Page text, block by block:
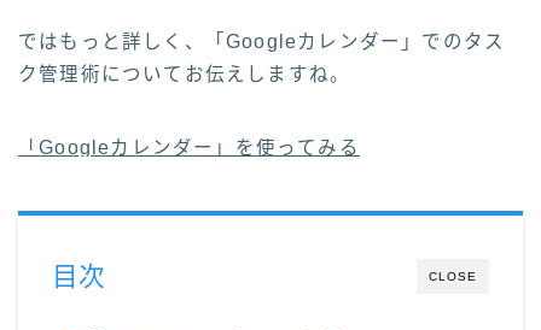
ではもっと詳しく、「Googleカレンダー」でのタス
ク管理術についてお伝えしますね。
「Googleカレンダー」を使ってみる
CLOSE
目次